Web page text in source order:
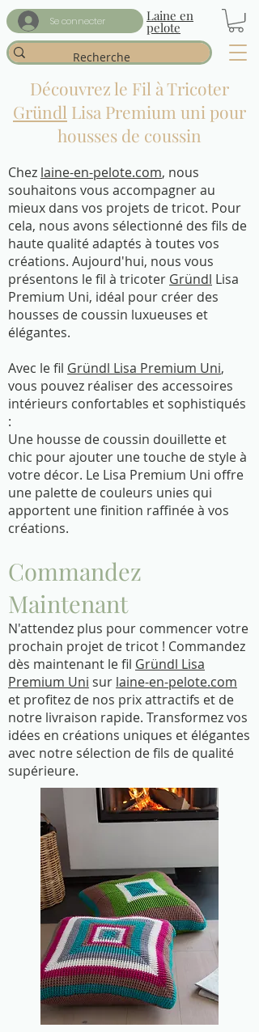
Se connecter Laine en
pelote
Découvrez le Fil à Tricoter
Gründl Lisa Premium uni pour
housses de coussin
Chez laine-en-pelote.com, nous
souhaitons vous accompagner au
mieux dans vos projets de tricot. Pour
cela, nous avons sélectionné des fils de
haute qualité adaptés à toutes vos
créations. Aujourd'hui, nous vous
présentons le fil à tricoter Gründl Lisa
Premium Uni, idéal pour créer des
housses de coussin luxueuses et
élégantes.
Avec le fil Gründl Lisa Premium Uni,
vous pouvez réaliser des accessoires
intérieurs confortables et sophistiqués
:
Une housse de coussin douillette et
chic pour ajouter une touche de style à
votre décor. Le Lisa Premium Uni offre
une palette de couleurs unies qui
apportent une finition raffinée à vos
créations.
Commandez
Maintenant
N'attendez plus pour commencer votre
prochain projet de tricot ! Commandez
dès maintenant le fil Gründl Lisa
Premium Uni sur laine-en-pelote.com
et profitez de nos prix attractifs et de
notre livraison rapide. Transformez vos
idées en créations uniques et élégantes
avec notre sélection de fils de qualité
supérieure.